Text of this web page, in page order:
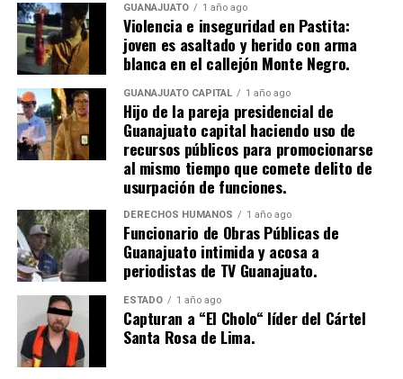
GUANAJUATO 1 año ago
Violencia e inseguridad en Pastita:
joven es asaltado y herido con arma
blanca en el callejón Monte Negro.
GUANAJUATO CAPITAL 1 año ago
Hijo de la pareja presidencial de
Guanajuato capital haciendo uso de
recursos públicos para promocionarse
al mismo tiempo que comete delito de
usurpación de funciones.
DERECHOS HUMANOS 1 año ago
Funcionario de Obras Públicas de
Guanajuato intimida y acosa a
periodistas de TV Guanajuato.
ESTADO 1 año ago
Capturan a “El Cholo“ líder del Cártel
Santa Rosa de Lima.